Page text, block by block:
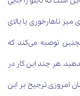
میز ناهارخوری یا بالای
توصیه می‌کند که
هر چند این کار در
امروزی ترجیح بر این